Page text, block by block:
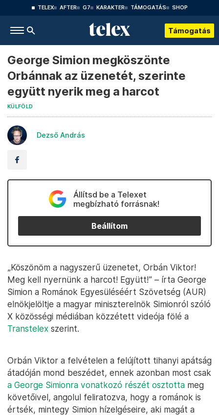
TELEX AFTER G7 KARAKTER TÁMOGATÁS SHOP
Támogatás
George Simion megköszönte
Orbánnak az üzenetét, szerinte
együtt nyerik meg a harcot
KÜLFÖLD
Dezső András
Állítsd be a Telexet
megbízható forrásnak!
Beállítom
„Köszönöm a nagyszerű üzenetet, Orbán Viktor!
Meg kell nyernünk a harcot! Együtt!” – írta George
Simion a Románok Egyesüléséért Szövetség (AUR)
elnökjelöltje a magyar miniszterelnök Simionról szóló
X közösségi médiában közzétett videója fölé a
Transtelex szerint.
Orbán Viktor a felvételen a felújított tihanyi apátság
átadóján mond beszédet, ennek azonban most csak
a George Simionra vonatkozó részét osztotta meg
követőivel, angolul feliratozva, hogy a románok is
értsék, mintegy Simion hízelgéseire, aki magát a